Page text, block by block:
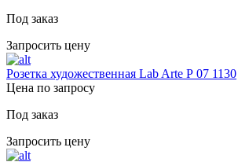
Под заказ
Запросить цену
Розетка художественная Lab Arte Р 07 1130
Цена по запросу
Под заказ
Запросить цену